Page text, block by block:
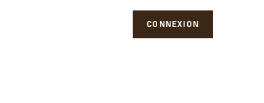
CONNEXION